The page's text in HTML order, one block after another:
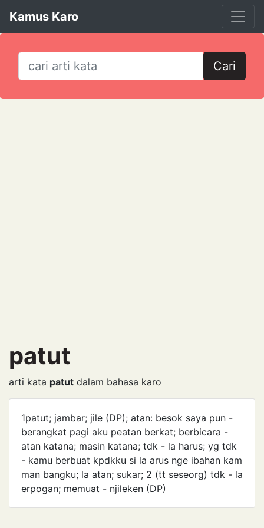
Kamus Karo
Cari
patut
arti kata patut dalam bahasa karo
1patut; jambar; jile (DP); atan: besok saya pun -
berangkat pagi aku peatan berkat; berbicara -
atan katana; masin katana; tdk - la harus; yg tdk
- kamu berbuat kpdkku si la arus nge ibahan kam
man bangku; la atan; sukar; 2 (tt seseorg) tdk - la
erpogan; memuat - njileken (DP)